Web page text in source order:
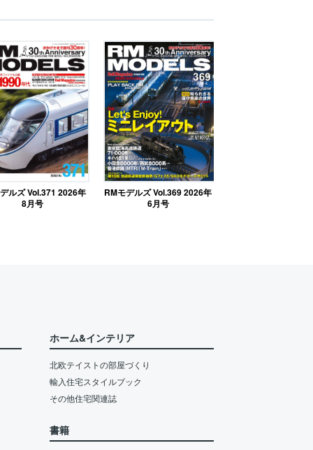
ルズ Vol.371 2026年
8月号
RMモデルズ Vol.369 2026年
6月号
ホーム&インテリア
北欧テイストの部屋づくり
輸入住宅スタイルブック
その他住宅関連誌
書籍